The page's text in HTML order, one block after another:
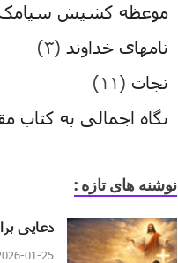
موعظه کشیش سیامک
نامهای خداوند (۳)
نجات (۱۱)
نگاه اجمالی به کتاب
نوشنه های تازه :
دعایی
01-25